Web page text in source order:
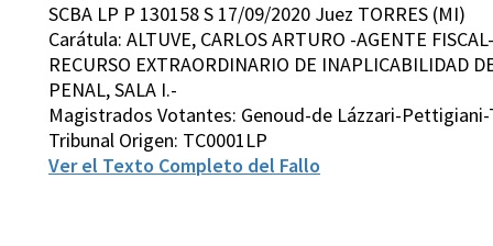
SCBA LP P 130158 S 17/09/2020 Juez TORRES (MI)
Carátula: ALTUVE, CARLOS ARTURO -AGENTE
RECURSO EXTRAORDINARIO DE INAPLICABILIDAD
PENAL, SALA I.-
Magistrados Votantes: Genoud-de Lázzari-
Tribunal Origen: TC0001LP
Ver el Texto Completo del Fallo